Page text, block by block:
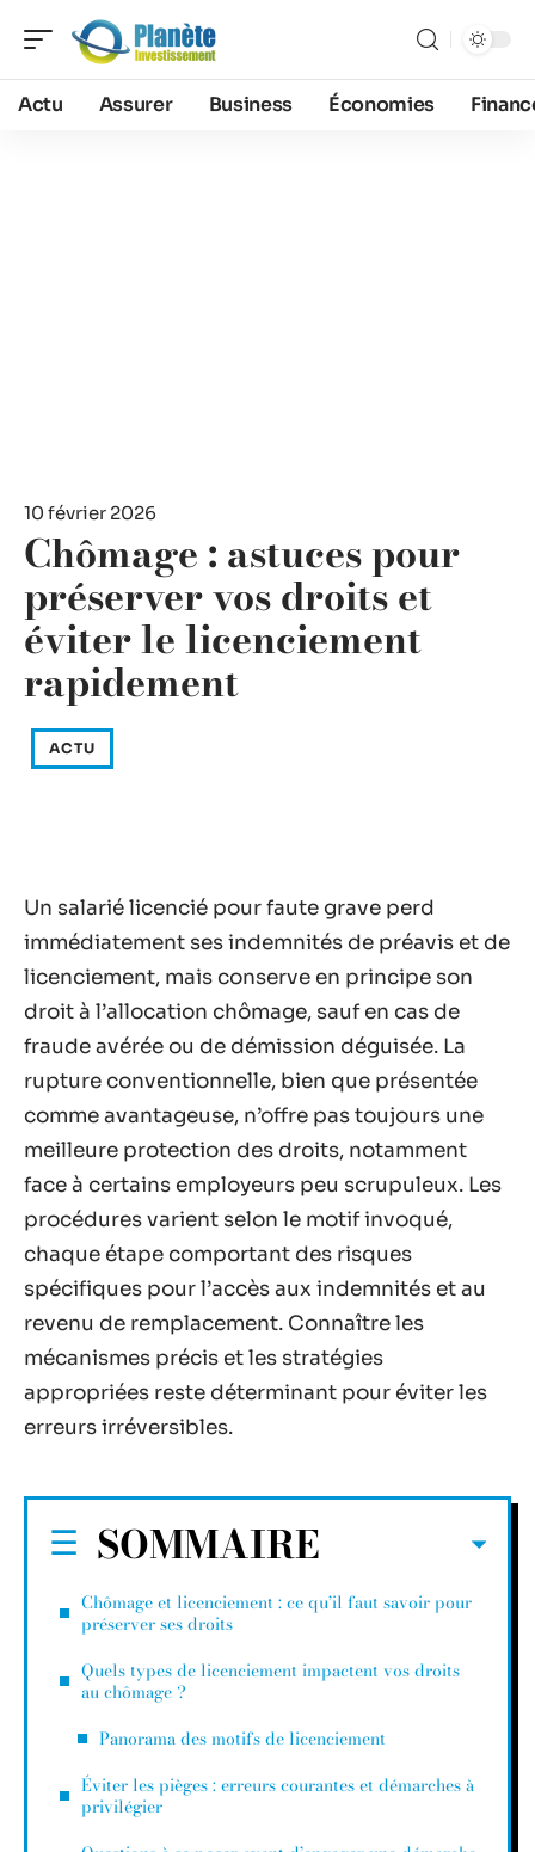
Actu Assurer Business Économies
10 février 2026
Chômage : astuces pour
préserver vos droits et
éviter le licenciement
rapidement
ACTU
Un salarié licencié pour faute grave perd
immédiatement ses indemnités de préavis et de
licenciement, mais conserve en principe son
droit à l’allocation chômage, sauf en cas de
fraude avérée ou de démission déguisée. La
rupture conventionnelle, bien que présentée
comme avantageuse, n’offre pas toujours une
meilleure protection des droits, notamment
face à certains employeurs peu scrupuleux. Les
procédures varient selon le motif invoqué,
chaque étape comportant des risques
spécifiques pour l’accès aux indemnités et au
revenu de remplacement. Connaître les
mécanismes précis et les stratégies
appropriées reste déterminant pour éviter les
erreurs irréversibles.
SOMMAIRE
Chômage et licenciement : ce qu’il faut savoir pour
préserver ses droits
Quels types de licenciement impactent vos droits
au chômage ?
Panorama des motifs de licenciement
Éviter les pièges : erreurs courantes et démarches à
privilégier